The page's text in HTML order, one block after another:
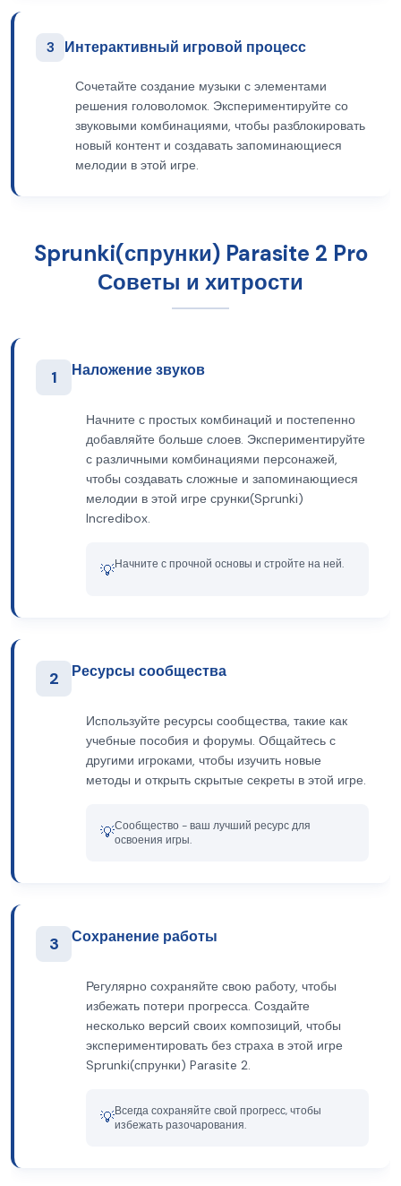
3 Интерактивный игровой процесс
Сочетайте создание музыки с элементами
решения головоломок. Экспериментируйте со
звуковыми комбинациями, чтобы разблокировать
новый контент и создавать запоминающиеся
мелодии в этой игре.
Sprunki(спрунки) Parasite 2 Pro
Советы и хитрости
1 Наложение звуков
Начните с простых комбинаций и постепенно
добавляйте больше слоев. Экспериментируйте
с различными комбинациями персонажей,
чтобы создавать сложные и запоминающиеся
мелодии в этой игре срунки(Sprunki)
Incredibox.
💡Начните с прочной основы и стройте на ней.
2 Ресурсы сообщества
Используйте ресурсы сообщества, такие как
учебные пособия и форумы. Общайтесь с
другими игроками, чтобы изучить новые
методы и открыть скрытые секреты в этой игре.
💡Сообщество - ваш лучший ресурс для
освоения игры.
3 Сохранение работы
Регулярно сохраняйте свою работу, чтобы
избежать потери прогресса. Создайте
несколько версий своих композиций, чтобы
экспериментировать без страха в этой игре
Sprunki(спрунки) Parasite 2.
💡Всегда сохраняйте свой прогресс, чтобы
избежать разочарования.